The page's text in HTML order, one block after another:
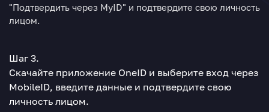
"Подтвердить через MyID" и подтвердите свою личность
лицом.
Шаг 3.
Cкачайте приложение OneID и выберите вход через
MobileID, введите данные и подтвердите свою
личность лицом.